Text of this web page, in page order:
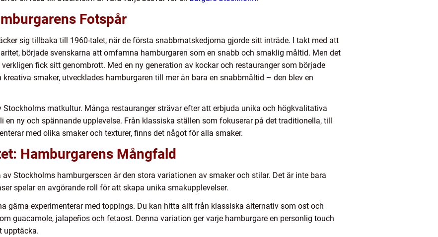
Fotspår
sig tillbaka till 1960-talet, när de första snabbmatskedjorna gjorde sitt inträde. I takt med att
började svenskarna att omfamna hamburgaren som en snabb och smaklig måltid. Men det
fick sitt genombrott. Med en ny generation av kockar och restauranger som började
smaker, utvecklades hamburgaren till mer än bara en snabbmåltid – den blev en
Stockholms matkultur. Många restauranger strävar efter att erbjuda unika och högkvalitativa
en ny och spännande upplevelse. Från klassiska ställen som fokuserar på det traditionella, till
med olika smaker och texturer, finns det något för alla smaker.
Hamburgarens Mångfald
Stockholms hamburgerscen är den stora variationen av smaker och stilar. Det är inte bara
spelar en avgörande roll för att skapa unika smakupplevelser.
gärna experimenterar med toppings. Du kan hitta allt från klassiska alternativ som ost och
guacamole, jalapeños och fetaost. Denna variation ger varje hamburgare en personlig touch
upptäcka.